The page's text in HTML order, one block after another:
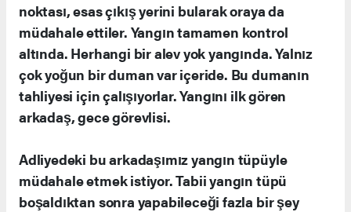
noktası, esas çıkış yerini bularak oraya da
müdahale ettiler. Yangın tamamen kontrol
altında. Herhangi bir alev yok yangında. Yalnız
çok yoğun bir duman var içeride. Bu dumanın
tahliyesi için çalışıyorlar. Yangını ilk gören
arkadaş, gece görevlisi.
Adliyedeki bu arkadaşımız yangın tüpüyle
müdahale etmek istiyor. Tabii yangın tüpü
boşaldıktan sonra yapabileceği fazla bir şey